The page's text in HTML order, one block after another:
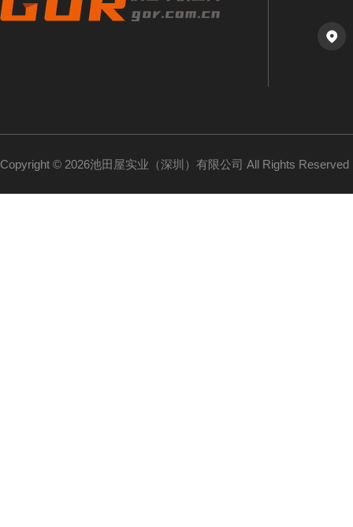
Copyright © 2026池田屋实业（深圳）有限公司 All Rights